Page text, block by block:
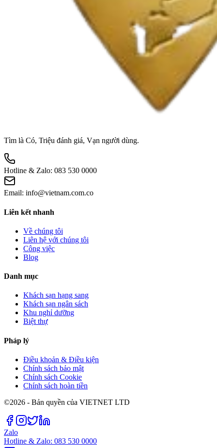
Tìm là Có, Triệu đánh giá, Vạn người dùng.
Hotline & Zalo: 083 530 0000
Email: info@vietnam.com.co
Liên kết nhanh
Về chúng tôi
Liên hệ với chúng tôi
Công việc
Blog
Danh mục
Khách sạn hạng sang
Khách sạn ngân sách
Khu nghỉ dưỡng
Biệt thự
Pháp lý
Điều khoản & Điều kiện
Chính sách bảo mật
Chính sách Cookie
Chính sách hoàn tiền
©2026 - Bản quyền của VIETNET LTD
Zalo
Hotline & Zalo: 083 530 0000